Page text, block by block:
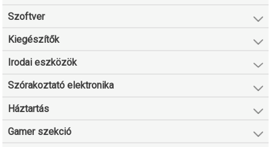
Szoftver
Kiegészítők
Irodai eszközök
Szórakoztató elektronika
Háztartás
Gamer szekció